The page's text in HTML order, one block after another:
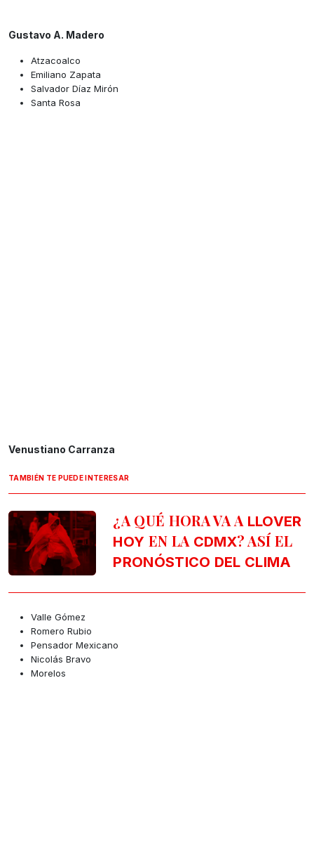
Gustavo A. Madero
Atzacoalco
Emiliano Zapata
Salvador Díaz Mirón
Santa Rosa
Venustiano Carranza
TAMBIÉN TE PUEDE INTERESAR
¿A QUÉ HORA VA A LLOVER
HOY EN LA CDMX? ASÍ EL
PRONÓSTICO DEL CLIMA
Valle Gómez
Romero Rubio
Pensador Mexicano
Nicolás Bravo
Morelos